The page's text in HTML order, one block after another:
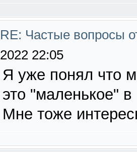
RE: Частые вопросы
2022 22:05
Я уже понял что
это "маленькое"
Мне тоже